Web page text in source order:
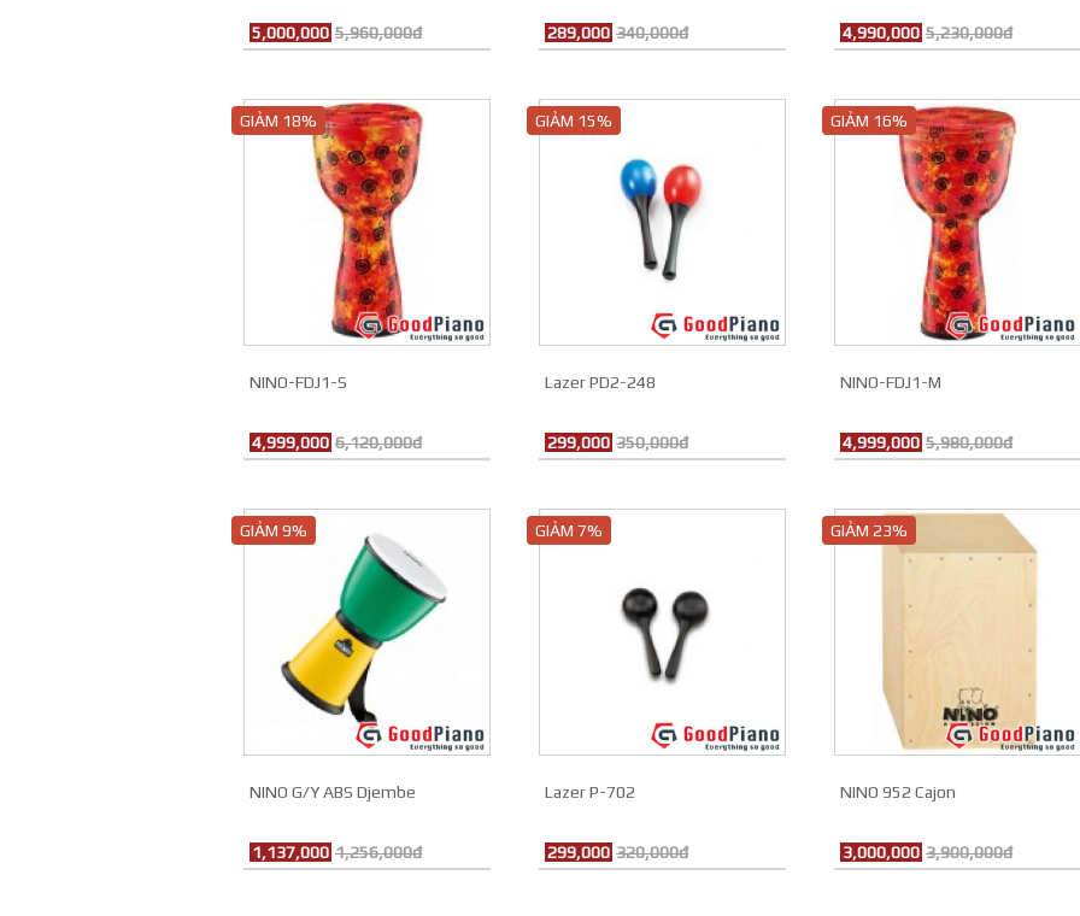
5,000,000 5,960,000đ 289,000 340,000đ 4,990,000 5,230,000đ
GIẢM 18%
NINO-FDJ1-S
4,999,000 6,120,000đ
GIẢM 15%
Lazer PD2-248
299,000 350,000đ
GIẢM 16%
NINO-FDJ1-M
4,999,000 5,980,000đ
GIẢM 9%
NINO G/Y ABS Djembe
1,137,000 1,256,000đ
GIẢM 7%
Lazer P-702
299,000 320,000đ
GIẢM 23%
NINO 952 Cajon
3,000,000 3,900,000đ